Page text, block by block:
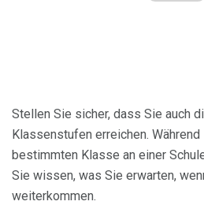
Stellen Sie sicher, dass Sie auch
Klassenstufen erreichen.
bestimmten Klasse an einer
Sie wissen, was Sie erwarten,
weiterkommen.